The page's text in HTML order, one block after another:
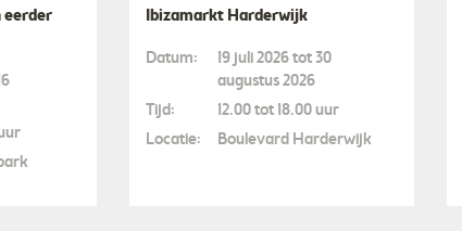
eerder
Ibizamarkt Harderwijk
Datum:
19 juli 2026 tot 30
augustus 2026
Tijd:
12.00 tot 18.00 uur
Locatie:
Boulevard Harderwijk